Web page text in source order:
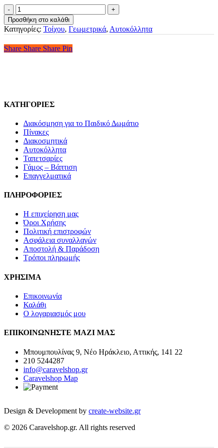
Αυτοκόλλητο
Τοίχου
-
Πελαργοί
Στα
Κλαδιά
Προσθήκη στο καλάθι
Κατηγορίες: Τοίχου, Γεωμετρικά, Αυτοκόλλητα
Share
Share Share Share Pin
ΚΑΤΗΓΟΡΙΕΣ
Διακόσμηση για το Παιδικό Δωμάτιο
Πίνακες
Διακοσμητικά
Αυτοκόλλητα
Ταπετσαρίες
Γάμος – Βάπτιση
Επαγγελματικά
ΠΛΗΡΟΦΟΡΙΕΣ
Η επιχείρηση μας
Όροι Χρήσης
Πολιτική επιστροφών
Ασφάλεια συναλλαγών
Αποστολή & Παράδοση
Τρόποι πληρωμής
ΧΡΗΣΙΜΑ
Επικοινωνία
Καλάθι
Ο λογαριασμός μου
ΕΠΙΚΟΙΝΩΝΗΣΤΕ ΜΑΖΙ ΜΑΣ
Μπουμπουλίνας 9, Νέο Ηράκλειο, Αττικής, 141 22
210 5244287
info@caravelshop.gr
Caravelshop Map
Design & Development by create-website.gr
© 2026 Caravelshop.gr. All rights reserved